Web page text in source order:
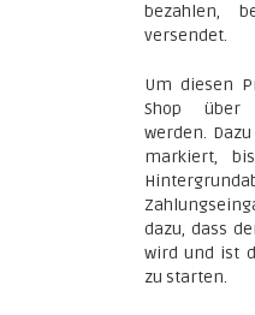
bezahlen,
versendet.
Um diesen
Shop über
werden.
markiert,
dazu, dass
wird und ist
zu starten.